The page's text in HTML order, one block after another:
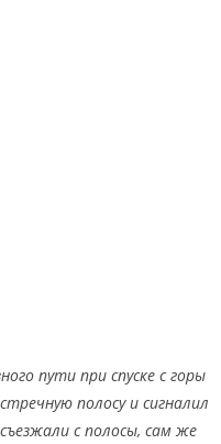
пути при спуске с горы
полосу и сигналил
с полосы, сам же